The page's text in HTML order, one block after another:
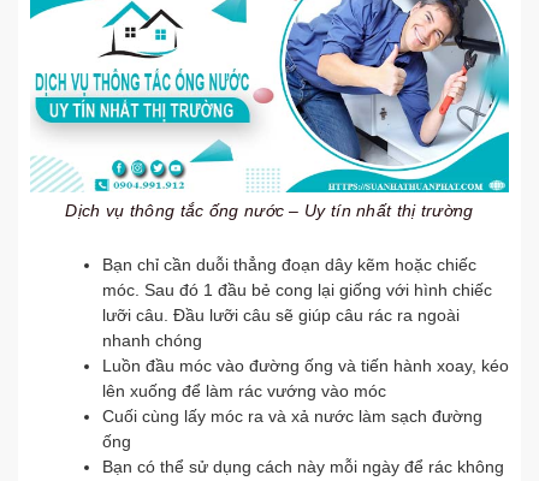
Dịch vụ thông tắc ống nước – Uy tín nhất thị trường
Bạn chỉ cần duỗi thẳng đoạn dây kẽm hoặc chiếc
móc. Sau đó 1 đầu bẻ cong lại giống với hình chiếc
lưỡi câu. Đầu lưỡi câu sẽ giúp câu rác ra ngoài
nhanh chóng
Luồn đầu móc vào đường ống và tiến hành xoay, kéo
lên xuống để làm rác vướng vào móc
Cuối cùng lấy móc ra và xả nước làm sạch đường
ống
Bạn có thể sử dụng cách này mỗi ngày để rác không